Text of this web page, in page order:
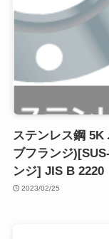
ステンレス鋼
ブフランジ
ンジ] JIS B 2220
2023/02/25